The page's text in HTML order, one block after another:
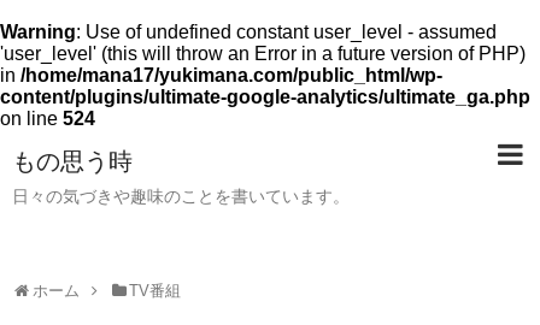
Warning: Use of undefined constant user_level - assumed
'user_level' (this will throw an Error in a future version of PHP)
in /home/mana17/yukimana.com/public_html/wp-
content/plugins/ultimate-google-analytics/ultimate_ga.php
on line 524
もの思う時
日々の気づきや趣味のことを書いています。
ホーム TV番組